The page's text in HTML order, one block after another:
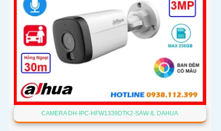
CAMERA DH-IPC-HFW1339DTK2-SAW-IL DAHUA